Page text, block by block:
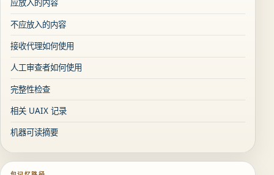
应放入的内容
不应放入的内容
接收代理如何使用
人工审查者如何使用
完整性检查
相关 UAIX 记录
机器可读摘要